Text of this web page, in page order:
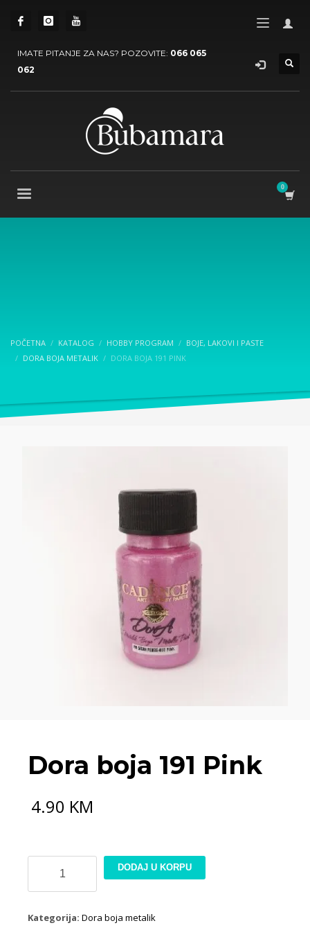
IMATE PITANJE ZA NAS? POZOVITE: 066 065
062
POČETNA KATALOG HOBBY PROGRAM
BOJE, LAKOVI I PASTE
DORA BOJA METALIK
DORA BOJA 191 PINK
Dora boja 191 Pink
4.90 KM
191
količina
DODAJ U KORPU
Kategorija: Dora boja metalik